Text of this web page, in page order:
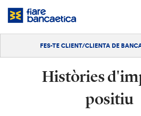
Salta
Iniciar sessió
Fes-te'n client/clienta
FES-TE CLIENT/CLIENTA DE
Històries
positiu